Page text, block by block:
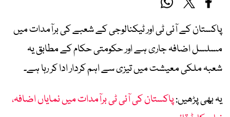
پاکستان کے آئی ٹی اور ٹیکنالوجی کے شعبے کی برآمدات میں
مسلسل اضافہ جاری ہے اور حکومتی حکام کے مطابق یہ
شعبہ ملکی معیشت میں تیزی سے اہم کردار ادا کر رہا ہے۔
یہ بھی پڑھیں:پاکستان کی آئی ٹی برآمدات میں نمایاں اضافہ،